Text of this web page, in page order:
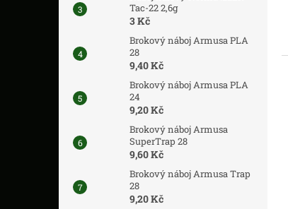
Tac-22 2,6g
3 Kč
Brokový náboj Armusa PLA
28
9,40 Kč
Brokový náboj Armusa PLA
24
9,20 Kč
Brokový náboj Armusa
SuperTrap 28
9,60 Kč
Brokový náboj Armusa Trap
28
9,20 Kč